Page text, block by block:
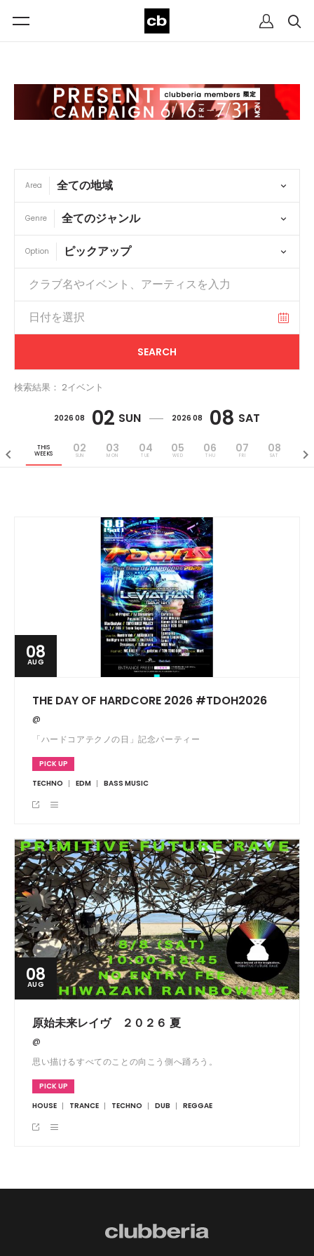
Area
Genre
Option
検索結果： 2イベント
2026 08 02 SUN 2026 08 08 SAT
THIS
WEEKS
02
SUN
03
MON
04
TUE
05
WED
06
THU
07
FRI
08
SAT
08
AUG
THE DAY OF HARDCORE 2026 #TDOH2026
@
「ハードコアテクノの日」記念パーティー
PICK UP
TECHNO
EDM BASS MUSIC
08
AUG
原始未来レイヴ ２０２６ 夏
@
思い描けるすべてのことの向こう側へ踊ろう。
PICK UP
HOUSE
TRANCE TECHNO DUB REGGAE